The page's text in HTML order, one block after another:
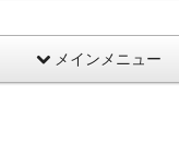
メインメニュー